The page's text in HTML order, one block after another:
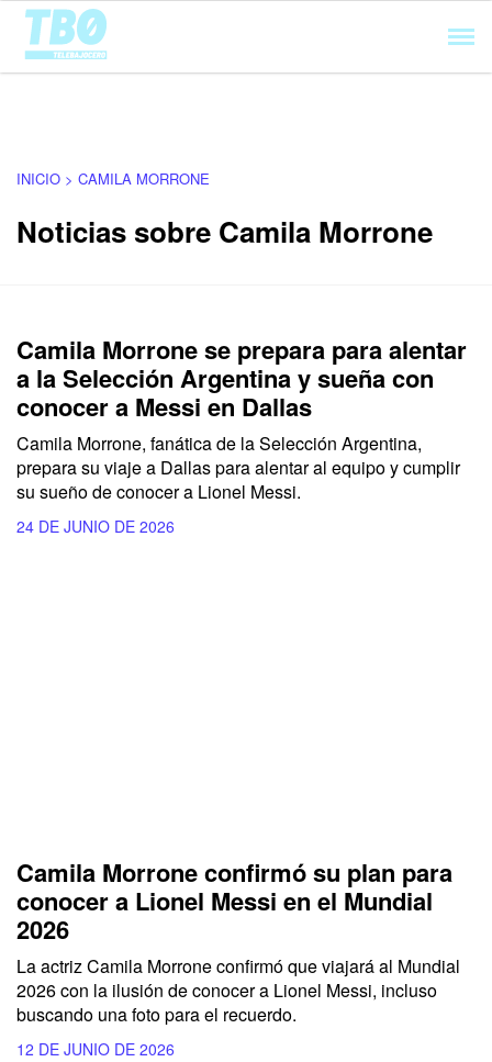
Cargando...
INICIO > CAMILA MORRONE
Noticias sobre Camila Morrone
Camila Morrone se prepara para alentar
a la Selección Argentina y sueña con
conocer a Messi en Dallas
Camila Morrone, fanática de la Selección Argentina,
prepara su viaje a Dallas para alentar al equipo y cumplir
su sueño de conocer a Lionel Messi.
24 DE JUNIO DE 2026
Camila Morrone confirmó su plan para
conocer a Lionel Messi en el Mundial
2026
La actriz Camila Morrone confirmó que viajará al Mundial
2026 con la ilusión de conocer a Lionel Messi, incluso
buscando una foto para el recuerdo.
12 DE JUNIO DE 2026